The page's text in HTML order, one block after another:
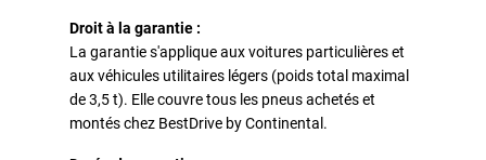
Droit à la garantie :
La garantie s'applique aux voitures particulières et
aux véhicules utilitaires légers (poids total maximal
de 3,5 t). Elle couvre tous les pneus achetés et
montés chez BestDrive by Continental.